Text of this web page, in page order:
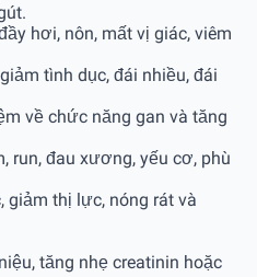
hơi, nôn, mất vị giác, viêm
tình dục, đái nhiều, đái
về chức năng gan và tăng
run, đau xương, yếu cơ, phù
giảm thị lực, nóng rát và
tăng nhẹ creatinin hoặc